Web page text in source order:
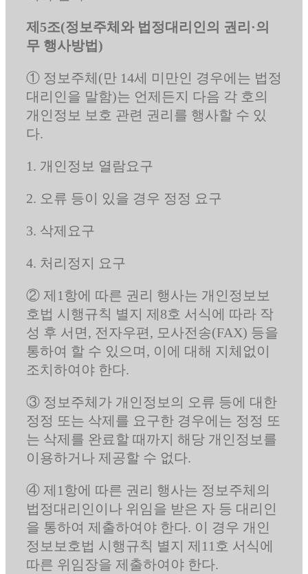
제5조(정보주체와 법정대리인의 권리·의
무 행사방법)
① 정보주체(만 14세 미만인 경우에는 법정
대리인을 말함)는 언제든지 다음 각 호의
개인정보 보호 관련 권리를 행사할 수 있
다.
1. 개인정보 열람요구
2. 오류 등이 있을 경우 정정 요구
3. 삭제요구
4. 처리정지 요구
② 제1항에 따른 권리 행사는 개인정보보
호법 시행규칙 별지 제8호 서식에 따라 작
성 후 서면, 전자우편, 모사전송(FAX) 등을
통하여 할 수 있으며, 이에 대해 지체없이
조치하여야 한다.
③ 정보주체가 개인정보의 오류 등에 대한
정정 또는 삭제를 요구한 경우에는 정정 또
는 삭제를 완료할 때까지 해당 개인정보를
이용하거나 제공할 수 없다.
④ 제1항에 따른 권리 행사는 정보주체의
법정대리인이나 위임을 받은 자 등 대리인
을 통하여 제출하여야 한다. 이 경우 개인
정보보호법 시행규칙 별지 제11호 서식에
따른 위임장을 제출하여야 한다.